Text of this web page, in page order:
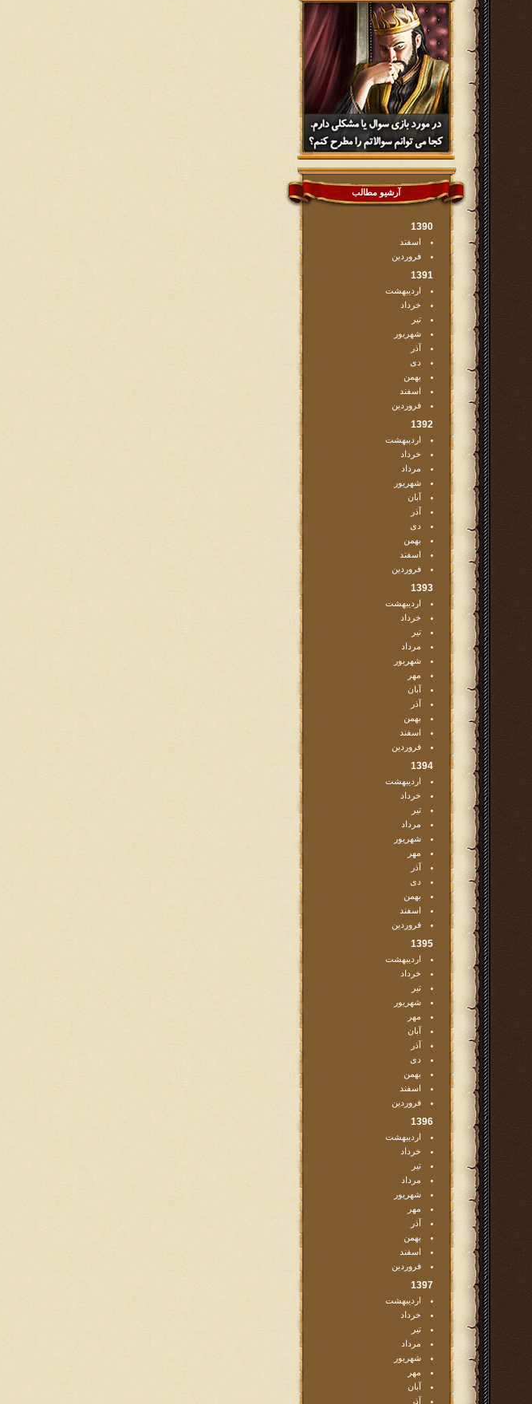
آرشیو مطالب
1390
اسفند
فروردین
1391
اردیبهشت
خرداد
تیر
شهریور
آذر
دی
بهمن
اسفند
فروردین
1392
اردیبهشت
خرداد
مرداد
شهریور
آبان
آذر
دی
بهمن
اسفند
فروردین
1393
اردیبهشت
خرداد
تیر
مرداد
شهریور
مهر
آبان
آذر
بهمن
اسفند
فروردین
1394
اردیبهشت
خرداد
تیر
مرداد
شهریور
مهر
آذر
دی
بهمن
اسفند
فروردین
1395
اردیبهشت
خرداد
تیر
شهریور
مهر
آبان
آذر
دی
بهمن
اسفند
فروردین
1396
اردیبهشت
خرداد
تیر
مرداد
شهریور
مهر
آذر
بهمن
اسفند
فروردین
1397
اردیبهشت
خرداد
تیر
مرداد
شهریور
مهر
آبان
آذر